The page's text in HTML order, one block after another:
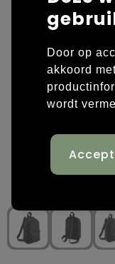
Laptop
Overige tassen
Papieren
Reistassen
Overige
Polo's
Sweaters
Vesten
Door op
akkoord
wordt